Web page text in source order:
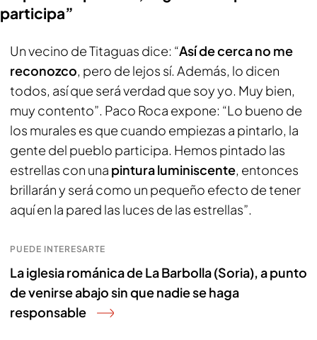
participa”
Un vecino de Titaguas dice: “Así de cerca no me
reconozco, pero de lejos sí. Además, lo dicen
todos, así que será verdad que soy yo. Muy bien,
muy contento”. Paco Roca expone: “Lo bueno de
los murales es que cuando empiezas a pintarlo, la
gente del pueblo participa. Hemos pintado las
estrellas con una pintura luminiscente, entonces
brillarán y será como un pequeño efecto de tener
aquí en la pared las luces de las estrellas”.
PUEDE INTERESARTE
La iglesia románica de La Barbolla (Soria), a punto
de venirse abajo sin que nadie se haga
responsable